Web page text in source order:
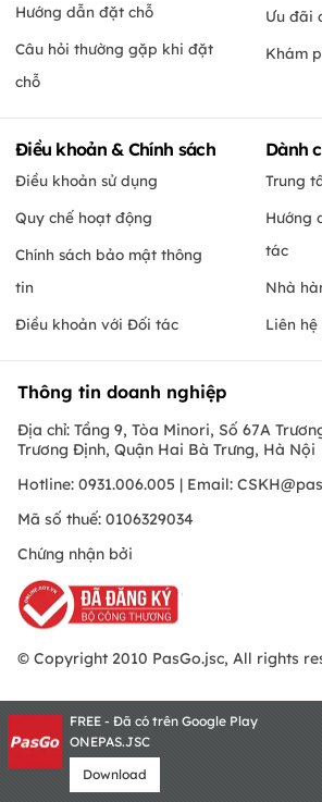
Hướng dẫn đặt chỗ
Câu hỏi thường gặp khi đặt
chỗ
Ưu đãi
Khám
Điều khoản & Chính sách
Điều khoản sử dụng
Quy chế hoạt động
Chính sách bảo mật thông
tin
Điều khoản với Đối tác
Dành
Trung
Hướng
tác
Nhà
Liên
Thông tin doanh nghiệp
Địa chỉ: Tầng 9, Tòa Minori, Số 67A
Trương Định, Quận Hai Bà Trưng, Hà Nội
Hotline: 0931.006.005 | Email:
Mã số thuế: 0106329034
Chứng nhận bởi
© Copyright 2010 PasGo.jsc, All rights
FREE - Đã có trên Google Play
ONEPAS.JSC
Download